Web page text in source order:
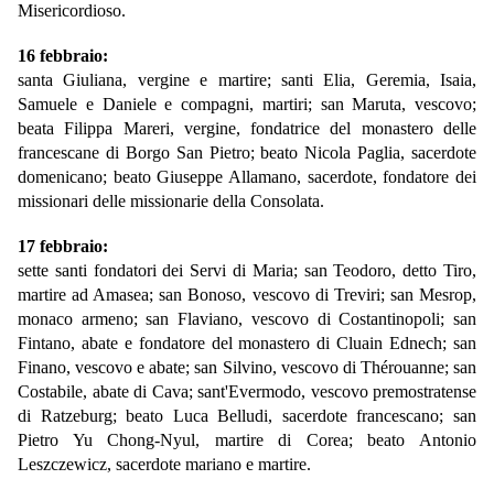
Misericordioso.
16 febbraio:
santa Giuliana, vergine e martire; santi Elia, Geremia, Isaia,
Samuele e Daniele e compagni, martiri; san Maruta, vescovo;
beata Filippa Mareri, vergine, fondatrice del monastero delle
francescane di Borgo San Pietro; beato Nicola Paglia, sacerdote
domenicano; beato Giuseppe Allamano, sacerdote, fondatore dei
missionari delle missionarie della Consolata.
17 febbraio:
sette santi fondatori dei Servi di Maria; san Teodoro, detto Tiro,
martire ad Amasea; san Bonoso, vescovo di Treviri; san Mesrop,
monaco armeno; san Flaviano, vescovo di Costantinopoli; san
Fintano, abate e fondatore del monastero di Cluain Ednech; san
Finano, vescovo e abate; san Silvino, vescovo di Thérouanne; san
Costabile, abate di Cava; sant'Evermodo, vescovo premostratense
di Ratzeburg; beato Luca Belludi, sacerdote francescano; san
Pietro Yu Chong-Nyul, martire di Corea; beato Antonio
Leszczewicz, sacerdote mariano e martire.